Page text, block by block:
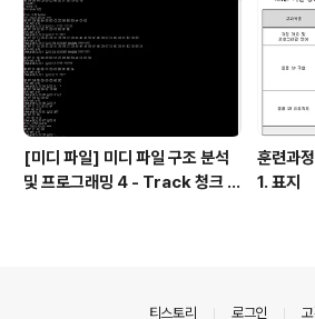
[미디 파일] 미디 파일 구조 분석
및 프로그래밍 4 - Track 청크 2,
훈련과
1. 표지
티스토리 로그인